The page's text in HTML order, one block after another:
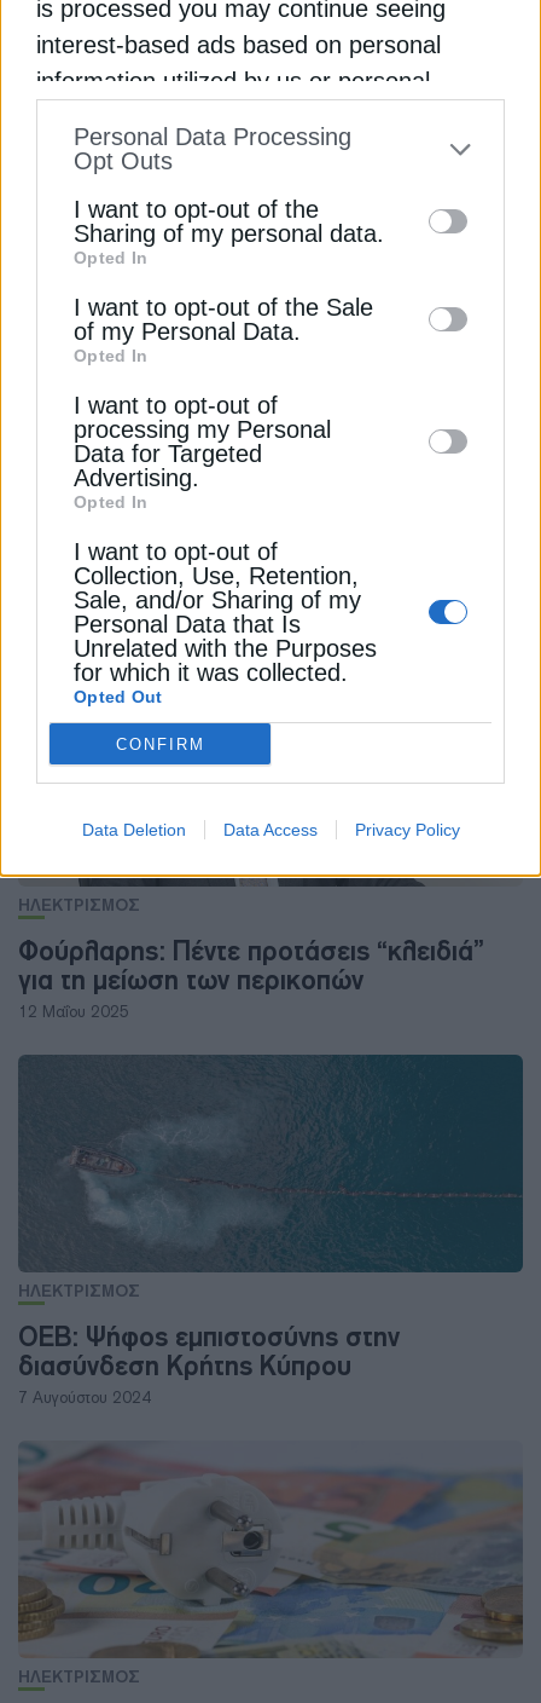
is processed you may continue seeing
interest-based ads based on personal
information utilized by us or personal
to your opt-out. You may separately opt-out
information by third parties on the IAB’s list
of downstream participants. This
information may also be disclosed by us to
third parties on theIAB’s List of
Downstream Participants
disclose it to other third parties.
Personal Data Processing
Opt Outs
I want to opt-out of the
Sharing of my personal data.
Opted In
I want to opt-out of the Sale
of my Personal Data.
Opted In
I want to opt-out of
processing my Personal
Data for Targeted
Advertising.
Opted In
I want to opt-out of
Collection, Use, Retention,
Sale, and/or Sharing of my
Personal Data that Is
Unrelated with the Purposes
for which it was collected.
Opted Out
CONFIRM
Data Deletion Data Access Privacy Policy
θέρμανσης χώρων (αντικατάσταση λεβήτων από
αντλίες θερμότητας) αλλά και ψύξης χώρων
(αντικατάσταση ψυκτών), αερισμού χώρων, ζεστού
νερού χρήσης, αντικατάσταση ενεργοβόρου
εξοπλισμού που σχετίζεται με την παραγωγική
φούρνοι, ψυγεία), κ.ά.
μπορεί να φτάσει έως και το 65%.
ΕΝΕΡΓΕΙΑΚΗ ΑΝΑΒΑΘΜΙΣΗ ΕΞΟΙΚΟΝΟΜΩ
ΥΠΟΥΡΓΕΙΟ ΠΕΡΙΒΑΛΛΟΝΤΟΣ ΚΑΙ ΕΝΕΡΓΕΙΑΣ (ΥΠΕΝ)
ΔΕΊΤΕ ΕΠΊΣΗΣ
ΗΛΕΚΤΡΙΣΜΟΣ
Φούρλαρης: Πέντε προτάσεις “κλειδιά”
για τη μείωση των περικοπών
12 Μαΐου 2025
ΗΛΕΚΤΡΙΣΜΟΣ
ΟΕΒ: Ψήφος εμπιστοσύνης στην
διασύνδεση Κρήτης Κύπρου
7 Αυγούστου 2024
ΗΛΕΚΤΡΙΣΜΟΣ